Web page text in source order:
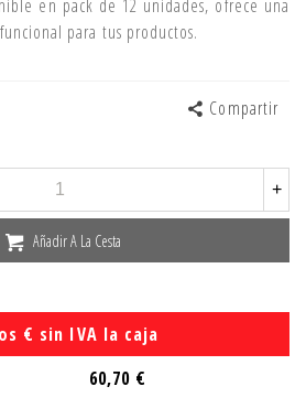
en pack de 12 unidades, ofrece una
para tus productos.
Compartir
+
Añadir A La Cesta
€ sin IVA la caja
60,70 €